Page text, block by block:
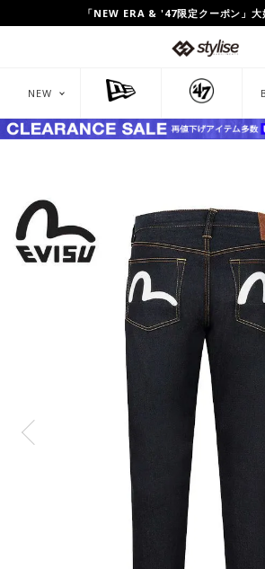
UP TO 80%OFF!「CLEARANCE
NEW